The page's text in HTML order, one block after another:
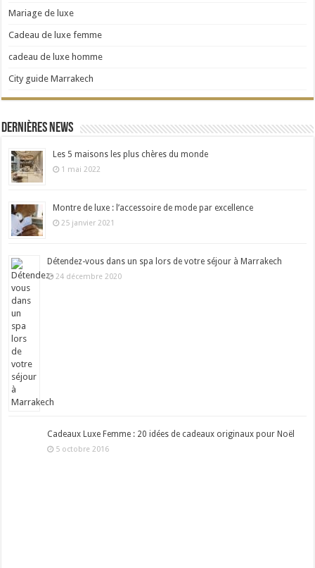
Mariage de luxe
Cadeau de luxe femme
cadeau de luxe homme
City guide Marrakech
Dernières news
Les 5 maisons les plus chères du monde
1 mai 2022
Montre de luxe : l’accessoire de mode par excellence
25 janvier 2021
Détendez-vous dans un spa lors de votre séjour à Marrakech
24 décembre 2020
Cadeaux Luxe Femme : 20 idées de cadeaux originaux pour Noël
5 octobre 2016